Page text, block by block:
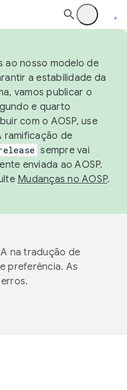
ao nosso modelo de
a estabilidade da
vamos publicar o
e quarto
com o AOSP, use
ramificação de
sempre vai
enviada ao AOSP.
Mudanças no AOSP.
na tradução de
preferência. As